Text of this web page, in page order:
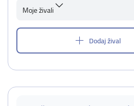
Moje živali
Dodaj žival